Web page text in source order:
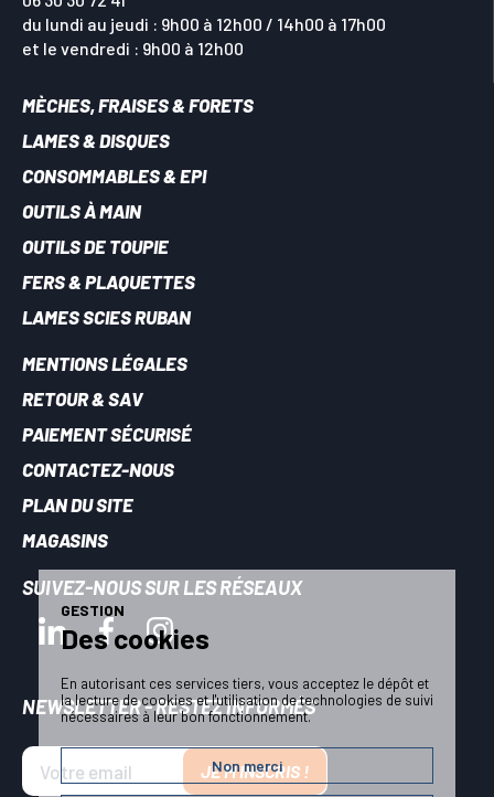
du lundi au jeudi : 9h00 à 12h00 / 14h00 à 17h00
et le vendredi : 9h00 à 12h00
MÈCHES, FRAISES & FORETS
LAMES & DISQUES
CONSOMMABLES & EPI
OUTILS À MAIN
OUTILS DE TOUPIE
FERS & PLAQUETTES
LAMES SCIES RUBAN
MENTIONS LÉGALES
RETOUR & SAV
PAIEMENT SÉCURISÉ
CONTACTEZ-NOUS
PLAN DU SITE
MAGASINS
SUIVEZ-NOUS SUR LES RÉSEAUX
NEWSLETTER - RESTEZ INFORMÉS
JE M'INSCRIS !
GESTION
Des cookies
En autorisant ces services tiers, vous acceptez le dépôt et
la lecture de cookies et l'utilisation de technologies de suivi
nécessaires à leur bon fonctionnement.
Non merci